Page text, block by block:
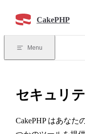
CakePHP
Menu
セキュリ
CakePHP はあなた